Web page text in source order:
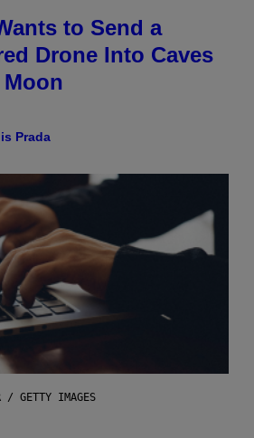
to Send a
Drone Into Caves
Prada
/ GETTY IMAGES